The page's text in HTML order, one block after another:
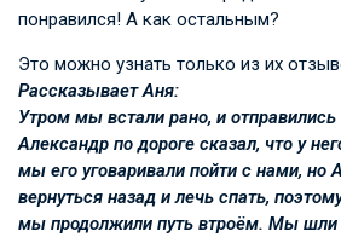
понравился! А как остальным?
Это можно узнать только из их
Рассказывает Аня:
Утром мы встали рано, и
Александр по дороге сказал, что у
мы его уговаривали пойти с нами, но
вернуться назад и лечь спать,
мы продолжили путь втроём. Мы шли